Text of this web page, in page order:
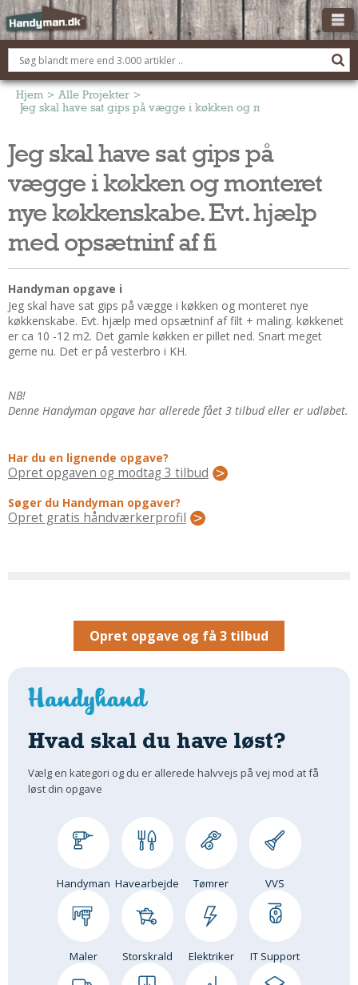
OM HANDYMAN.DK
FÅ 3 TILBUD
ANNONCERING
BOLIG KØBERÅDGIVNING
TØMRER/SNEDKER
Montage Og Nybyg
Reparation Og Vedligehold
Alt Om Køkkenet
Om Materialer
Om Værktøj
Andet
ELEKTRIKER
Regler Og Love
Om Materialer
VVS
Montage Og Udskiftning
Reparation Og Vedligehold
Varme Og Energi
Udendørs
Kan Det Males?
Nybygning
Reparationer
Om Materialer
GLARMESTER
Om Materialer
Tips Og Tricks
Hjem > Alle Projekter >
Jeg skal have sat gips på vægge i køkken og monteret nye
Jeg skal have sat gips på
vægge i køkken og monteret
nye køkkenskabe. Evt. hjælp
med opsætninf af fi
Handyman opgave i
Jeg skal have sat gips på vægge i køkken og monteret nye
køkkenskabe. Evt. hjælp med opsætninf af filt + maling. køkkenet
er ca 10 -12 m2. Det gamle køkken er pillet ned. Snart meget
gerne nu. Det er på vesterbro i KH.
NB!
Denne Handyman opgave har allerede fået 3 tilbud eller er udløbet.
Har du en lignende opgave?
Opret opgaven og modtag 3 tilbud
Søger du Handyman opgaver?
Opret gratis håndværkerprofil
Opret opgave og få 3 tilbud
Hvad skal du have løst?
Vælg en kategori og du er allerede halvvejs på vej mod at få
løst din opgave
Handyman Havearbejde Tømrer VVS
Maler Storskrald Elektriker IT Support